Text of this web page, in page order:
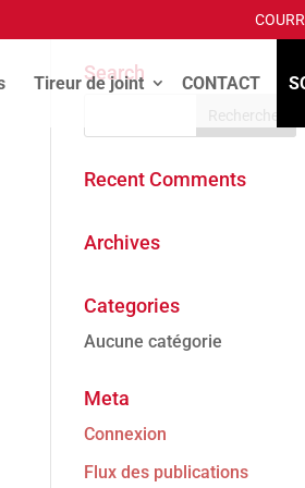
Tireur de joint CONTACT
Search
Recent Comments
Archives
Categories
Aucune catégorie
Meta
Connexion
Flux des publications